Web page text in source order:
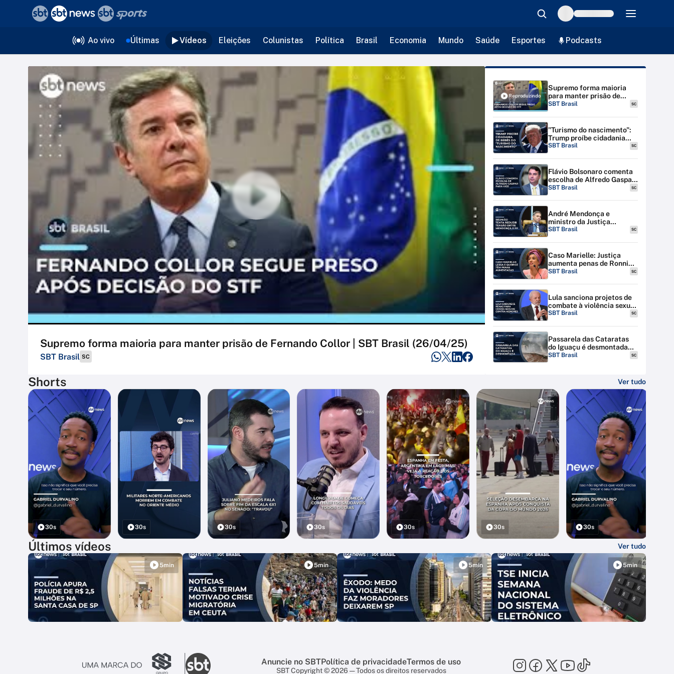
Ao vivo Últimas Vídeos Eleições Colunistas Política Brasil Economia Mundo Saúde Esportes Podcasts
Supremo forma maioria para manter prisão de Fernando Collor | SBT Brasil (26/04/25)
SBT Brasil SC
Reproduzindo
Supremo forma maioria
para manter prisão de
Fernando Collor | SBT
SBT Brasil SC
"Turismo do nascimento":
Trump proíbe cidadania
para bebês de estrangeiras
SBT Brasil SC
Flávio Bolsonaro comenta
escolha de Alfredo Gaspar
para vice-presidente
SBT Brasil SC
André Mendonça e
ministro da Justiça
discutem tensão entre STF
SBT Brasil SC
Caso Marielle: Justiça
aumenta penas de Ronnie
Lessa e Élcio Queiroz
SBT Brasil SC
Lula sanciona projetos de
combate à violência sexual
contra menores na
SBT Brasil SC
Passarela das Cataratas
do Iguaçu é desmontada
por riscos de inundação
SBT Brasil SC
Shorts Ver tudo
30s 30s 30s 30s 30s 30s 30s
Últimos vídeos Ver tudo
5min 5min 5min 5min
Anuncie no SBTPolítica de privacidadeTermos de uso
SBT Copyright © 2026 — Todos os direitos reservados
voltar
Editorias